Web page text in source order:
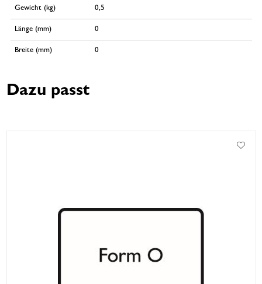
Gewicht (kg) 0,5
Länge (mm) 0
Breite (mm) 0
Dazu passt